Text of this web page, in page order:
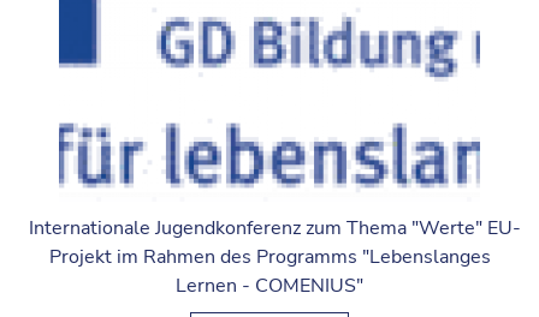
Internationale Jugendkonferenz zum Thema "Werte" EU-
Projekt im Rahmen des Programms "Lebenslanges
Lernen - COMENIUS"